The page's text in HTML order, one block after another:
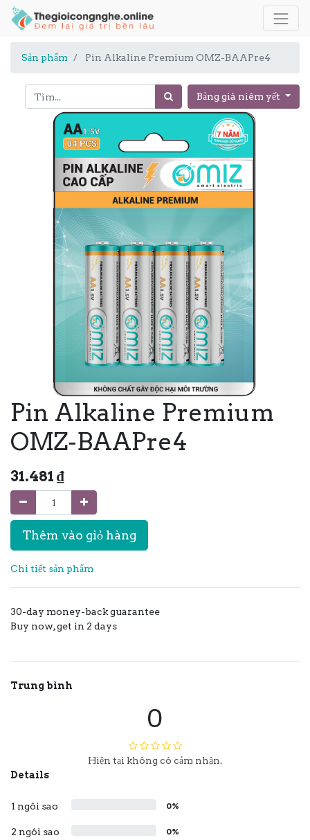
Sản phẩm Pin Alkaline Premium OMZ-BAAPre4
Bảng giá niêm yết
Pin Alkaline Premium
OMZ-BAAPre4
31.481 ₫
Thêm vào giỏ hàng
Chi tiết sản phẩm
30-day money-back guarantee
Buy now, get in 2 days
Trung bình
0
Hiện tại không có cảm nhận.
Details
1 ngôi sao 0%
2 ngôi sao 0%